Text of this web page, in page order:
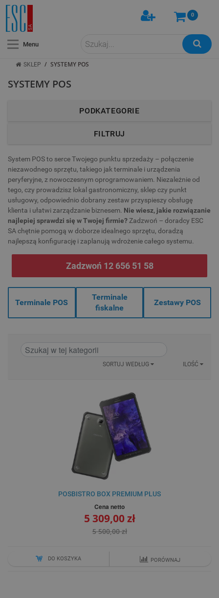
Menu
0
SKLEP / SYSTEMY POS
PODKATEGORIE
FILTRUJ
SYSTEMY POS
System POS to serce Twojego punktu sprzedaży – połączenie
niezawodnego sprzętu, takiego jak terminale i urządzenia
peryferyjne, z nowoczesnym oprogramowaniem. Niezależnie od
tego, czy prowadzisz lokal gastronomiczny, sklep czy punkt
usługowy, odpowiednio dobrany zestaw przyspieszy obsługę
klienta i ułatwi zarządzanie biznesem. Nie wiesz, jakie rozwiązanie
najlepiej sprawdzi się w Twojej firmie?Zadzwoń – doradcy ESC
SA chętnie pomogą w doborze idealnego sprzętu, doradzą
najlepszą konfigurację i zaplanują wdrożenie całego systemu.
Zadzwoń 12 656 51 58
Terminale POS
Terminale
fiskalne
Zestawy POS
SORTUJ WEDŁUG ILOŚĆ
POSBISTRO BOX PREMIUM PLUS
Cena netto
5 309,00 zł
5 500,00 zł
DO KOSZYKA PORÓWNAJ